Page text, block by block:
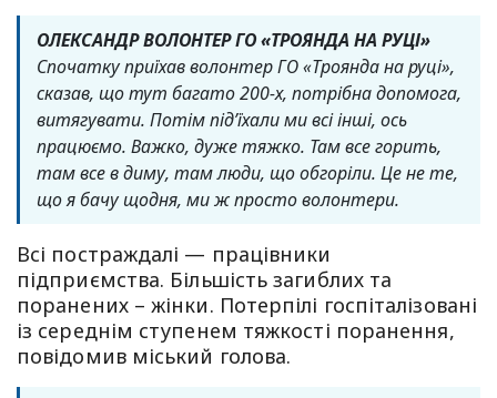
ОЛЕКСАНДР ВОЛОНТЕР ГО «ТРОЯНДА НА РУЦІ»
Спочатку приїхав волонтер ГО «Троянда на руці»,
сказав, що тут багато 200-х, потрібна допомога,
витягувати. Потім під’їхали ми всі інші, ось
працюємо. Важко, дуже тяжко. Там все горить,
там все в диму, там люди, що обгоріли. Це не те,
що я бачу щодня, ми ж просто волонтери.
Всі постраждалі — працівники
підприємства. Більшість загиблих та
поранених – жінки. Потерпілі госпіталізовані
із середнім ступенем тяжкості поранення,
повідомив міський голова.